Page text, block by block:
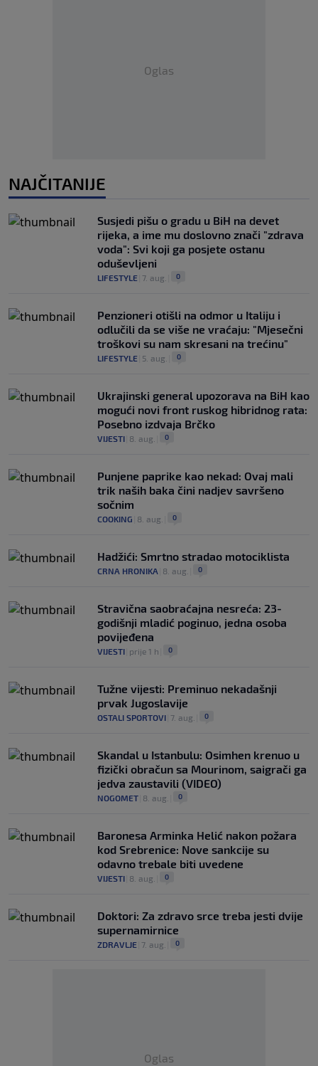
Oglas
NAJČITANIJE
Susjedi pišu o gradu u BiH na devet
rijeka, a ime mu doslovno znači "zdrava
voda": Svi koji ga posjete ostanu
oduševljeni
LIFESTYLE 7. aug. 0
Penzioneri otišli na odmor u Italiju i
odlučili da se više ne vraćaju: "Mjesečni
troškovi su nam skresani na trećinu"
LIFESTYLE 5. aug. 0
Ukrajinski general upozorava na BiH kao
mogući novi front ruskog hibridnog rata:
Posebno izdvaja Brčko
VIJESTI 8. aug. 0
Punjene paprike kao nekad: Ovaj mali
trik naših baka čini nadjev savršeno
sočnim
COOKING 8. aug. 0
Hadžići: Smrtno stradao motociklista
CRNA HRONIKA 8. aug. 0
Stravična saobraćajna nesreća: 23-
godišnji mladić poginuo, jedna osoba
povijeđena
VIJESTI prije 1 h 0
Tužne vijesti: Preminuo nekadašnji
prvak Jugoslavije
OSTALI SPORTOVI 7. aug. 0
Skandal u Istanbulu: Osimhen krenuo u
fizički obračun sa Mourinom, saigrači ga
jedva zaustavili (VIDEO)
NOGOMET 8. aug. 0
Baronesa Arminka Helić nakon požara
kod Srebrenice: Nove sankcije su
odavno trebale biti uvedene
VIJESTI 8. aug. 0
Doktori: Za zdravo srce treba jesti dvije
supernamirnice
ZDRAVLJE 7. aug. 0
Oglas